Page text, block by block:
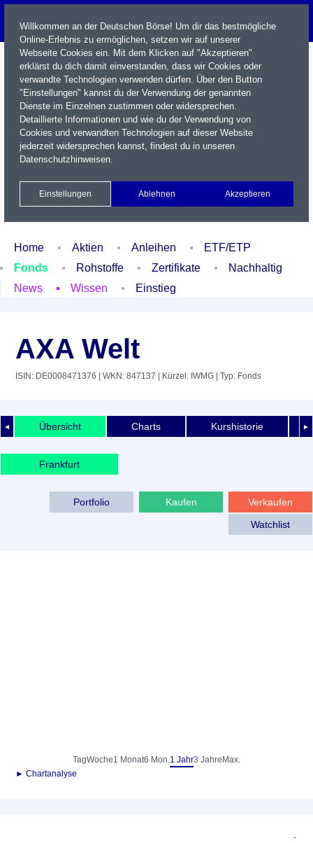
Name / WKN / ISIN / Kürzel
Xetra Realtime
Watchlist Portfolio Login
Home Aktien Anleihen
ETF/ETP
Fonds
Rohstoffe Zertifikate
Nachhaltig
News
Wissen Einstieg
AXA Welt
ISIN: DE0008471376 | WKN: 847137 | Kürzel: IWMG | Typ: Fonds
◄ ►
Übersicht Charts Kurshistorie
Frankfurt
Verkaufen
Kaufen
Portfolio
Watchlist
TagWoche1 Monat6 Mon.1 Jahr3 Jahre Max.
► Chartanalyse
-
Willkommen an der Deutschen Börse! Um dir das bestmögliche
Online-Erlebnis zu ermöglichen, setzen wir auf unserer
Webseite Cookies ein. Mit dem Klicken auf "Akzeptieren"
erklärst du dich damit einverstanden, dass wir Cookies oder
verwandte Technologien verwenden dürfen. Über den Button
"Einstellungen" kannst du der Verwendung der genannten
Dienste im Einzelnen zustimmen oder widersprechen.
Detaillierte Informationen und wie du der Verwendung von
Cookies und verwandten Technologien auf dieser Website
jederzeit widersprechen kannst, findest du in unseren
Datenschutzhinweisen.
Einstellungen Ablehnen Akzeptieren